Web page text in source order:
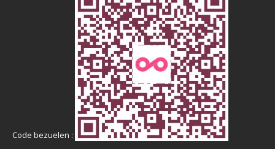
Code bezuelen :